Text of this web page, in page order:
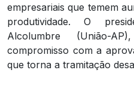
empresariais que temem
produtividade. O
Alcolumbre (União-
compromisso com a
que torna a tramitação